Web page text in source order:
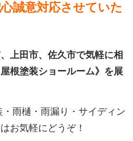
誠意対応させていた
上田市、佐久市で気軽に相
根塗装ショールーム》を展
雨樋・雨漏り・サイディン
お気軽にどうぞ！